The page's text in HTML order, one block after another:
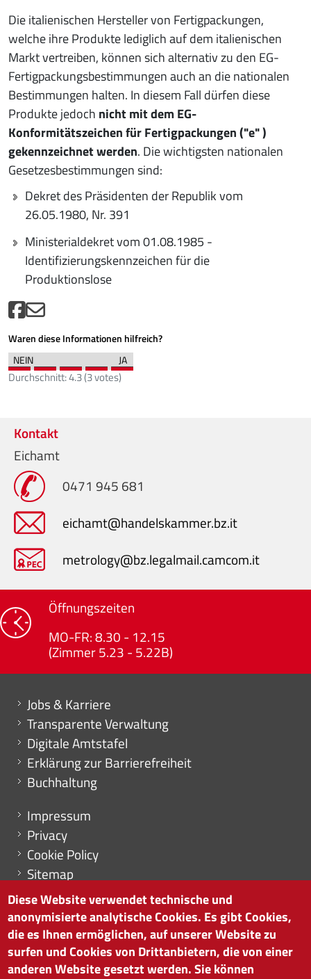
Die italienischen Hersteller von Fertigpackungen,
welche ihre Produkte lediglich auf dem italienischen
Markt vertreiben, können sich alternativ zu den EG-
Fertigpackungsbestimmungen auch an die nationalen
Bestimmungen halten. In diesem Fall dürfen diese
Produkte jedoch nicht mit dem EG-
Konformitätszeichen für Fertigpackungen ("e" )
gekennzeichnet werden. Die wichtigsten nationalen
Gesetzesbestimmungen sind:
Dekret des Präsidenten der Republik vom
26.05.1980, Nr. 391
Ministerialdekret vom 01.08.1985 -
Identifizierungskennzeichen für die
Produktionslose
Waren diese Informationen hilfreich?
Durchschnitt:4.3(3votes)
Kontakt
Eichamt
0471 945 681
eichamt@handelskammer.bz.it
metrology@bz.legalmail.camcom.it
Öffnungszeiten
MO-FR: 8.30 - 12.15
(Zimmer 5.23 - 5.22B)
Mini menu di servizio
Jobs & Karriere
Transparente Verwaltung
Digitale Amtstafel
Erklärung zur Barrierefreiheit
Buchhaltung
Menu footer
Impressum
Privacy
Cookie Policy
Sitemap
Cookie-Einstellungen
HANDELSKAMMER BOZEN
Diese Website verwendet technische und
anonymisierte analytische Cookies. Es gibt Cookies,
die es Ihnen ermöglichen, auf unserer Website zu
surfen und Cookies von Drittanbietern, die von einer
anderen Website gesetzt werden. Sie können